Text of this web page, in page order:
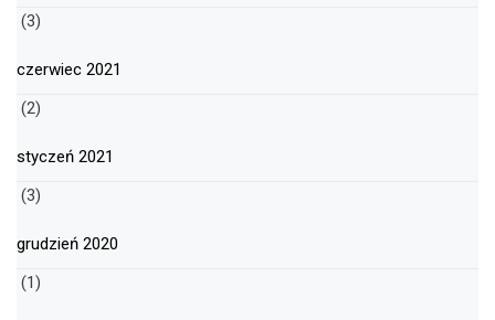
(3)
czerwiec 2021
(2)
styczeń 2021
(3)
grudzień 2020
(1)